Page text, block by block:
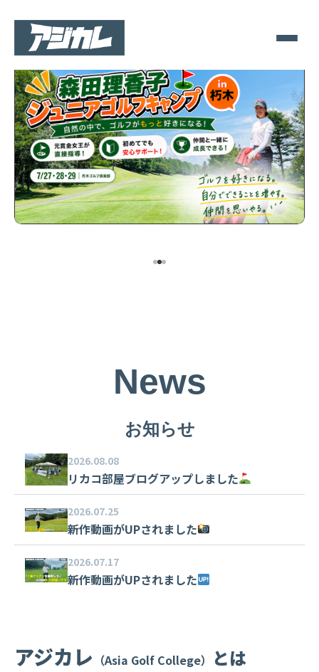
News
お知らせ
2026.08.08
リカコ部屋ブログアップしました
2026.07.25
新作動画がUPされました
2026.07.17
新作動画がUPされました
アジカレ （Asia Golf College） とは